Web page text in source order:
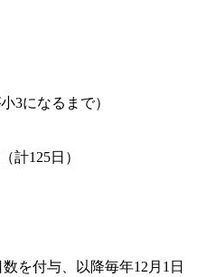
3になるまで）
計125日）
を付与、以降毎年12月1日